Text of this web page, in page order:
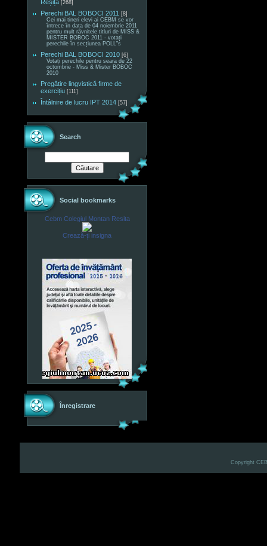
Reșița [268]
Perechi BAL BOBOCI 2011 [8]
Cei mai tineri elevi ai CEBM se vor
întrece în data de 04 noiembrie 2011
pentru mult râvnitele titluri de MISS &
MISTER BOBOC 2011 - votați
perechile în secțiunea POLL"s
Perechi BAL BOBOCI 2010 [6]
Votați perechile pentru seara de 22
octombrie - Miss & Mister BOBOC
2010
Pregătire lingvistică firme de
exercițiu [111]
Întâlnire de lucru IPT 2014 [57]
Search
Social bookmarks
Cebm Colegiul Montan Resita
Crează-ţi insigna
Înregistrare
Copyright